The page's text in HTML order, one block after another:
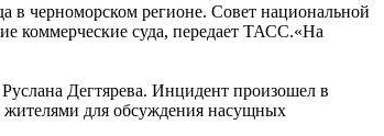
в черноморском регионе. Совет национальной
коммерческие суда, передает ТАСС.«На
Дегтярева. Инцидент произошел в
жителями для обсуждения насущных